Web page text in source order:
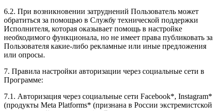
6.2. При возникновении затруднений Пользователь может
обратиться за помощью в Службу технической поддержки
Исполнителя, которая оказывает помощь в настройке
необходимого функционала, но не имеет права публиковать за
Пользователя какие-либо рекламные или иные предложения
или опросы.
7. Правила настройки авторизации через социальные сети в
Программе:
7.1. Авторизация через социальные сети Facebook*, Instagram*
(продукты Meta Platforms* (признана в России экстремистской